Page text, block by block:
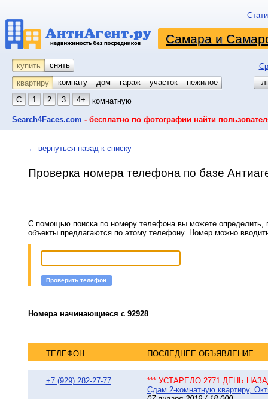
Самара и
купить снять
квартиру
комнату койко-место
дом гараж участок
нежилое
С
1 2 3 4+ комнатную
Search4Faces.com - бесплатно по фотографии найти
← вернуться назад к списку
Проверка номера телефона по базе
С помощью поиска по номеру телефона вы можете определить,
объекты предлагаются по этому телефону. Номер можно
Проверить телефон
Номера начинающиеся с 92928
ТЕЛЕФОН ПОСЛЕДНЕЕ ОБЪЯВЛЕНИЕ
+7 (929) 282-27-77
*** УСТАРЕЛО 2771 ДЕНЬ
Сдам 2-комнатную квартиру,